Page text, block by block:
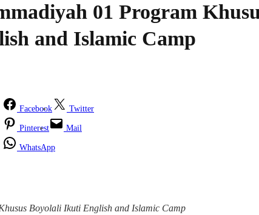
01 Program
and Islamic Camp
Facebook Twitter
Pinterest Mail
WhatsApp
Boyolali Ikuti English and Islamic Camp